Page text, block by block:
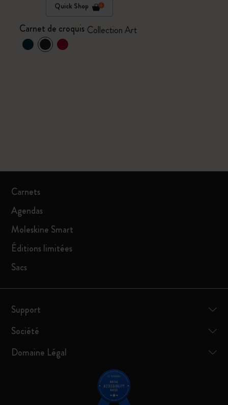
Quick Shop
Carnet de croquis Collection Art
Carnets
Agendas
Moleskine Smart
Éditions limitées
Sacs
Support
Société
Domaine Légal